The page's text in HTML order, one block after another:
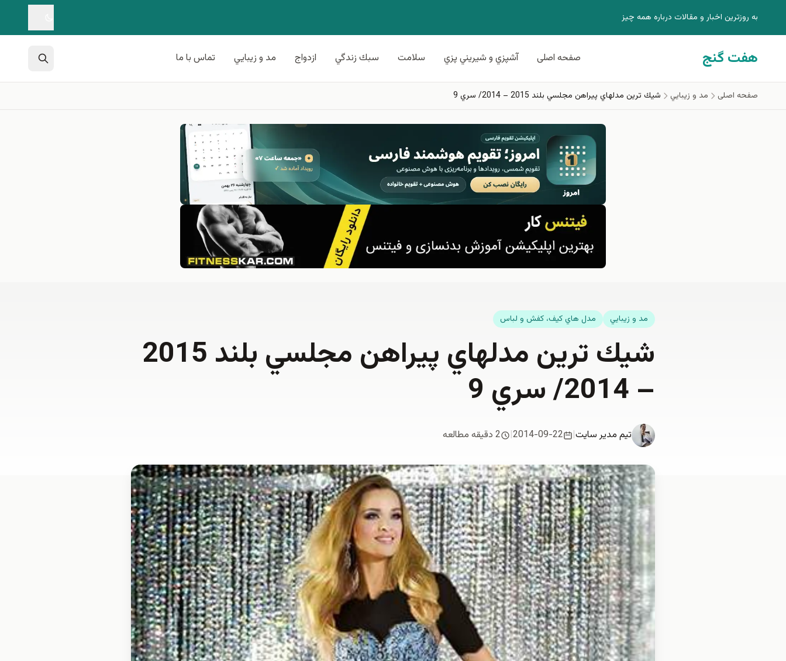
به روزترين اخبار و مقالات درباره همه چيز
هفت گنج صفحه اصلی آشپزي و شيريني پزي سلامت سبك زندگي ازدواج مد و زيبايي تماس با ما
صفحه اصلی مد و زيبايي شيك ترين مدلهاي پيراهن مجلسي بلند 2015 – 2014/ سري 9
مد و زيبايي مدل هاي كيف، كفش و لباس
شيك ترين مدلهاي پيراهن مجلسي بلند 2015
– 2014/ سري 9
تیم مدیر سایت|
2014-09-22
| 2 دقیقه مطالعه